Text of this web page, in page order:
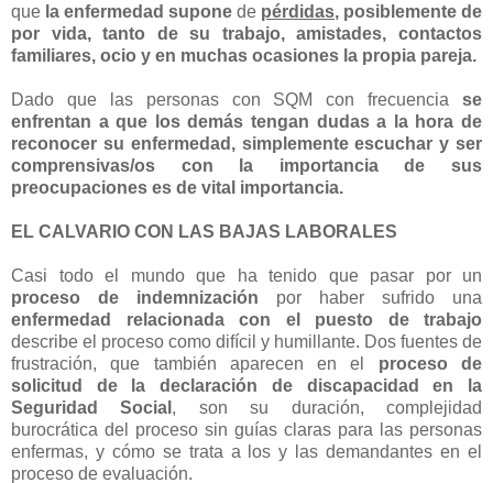
que la enfermedad supone de pérdidas, posiblemente de
por vida, tanto de su trabajo, amistades, contactos
familiares, ocio y en muchas ocasiones la propia pareja.
Dado que las personas con SQM con frecuencia se
enfrentan a que los demás tengan dudas a la hora de
reconocer su enfermedad, simplemente escuchar y ser
comprensivas/os con la importancia de sus
preocupaciones es de vital importancia.
EL CALVARIO CON LAS BAJAS LABORALES
Casi todo el mundo que ha tenido que pasar por un
proceso de indemnización por haber sufrido una
enfermedad relacionada
con el puesto de trabajo
describe el proceso como difícil y humillante. Dos fuentes de
frustración, que también aparecen en el proceso de
solicitud de la declaración de discapacidad en la
Seguridad Social , son su duración, complejidad
burocrática del proceso sin guías claras para las personas
enfermas, y cómo se trata a los y las demandantes en el
proceso de evaluación.